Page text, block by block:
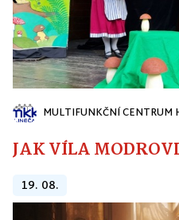
MULTIFUNKČNÍ CENTRUM
JAK VÍLA
19. 08.